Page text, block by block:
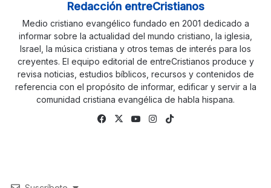
Redacción entreCristianos
Medio cristiano evangélico fundado en 2001 dedicado a
informar sobre la actualidad del mundo cristiano, la iglesia,
Israel, la música cristiana y otros temas de interés para los
creyentes. El equipo editorial de entreCristianos produce y
revisa noticias, estudios bíblicos, recursos y contenidos de
referencia con el propósito de informar, edificar y servir a la
comunidad cristiana evangélica de habla hispana.
Facebook
X YouTubeInstagram